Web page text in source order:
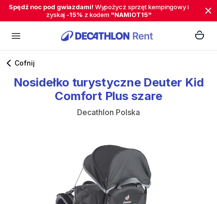
Spędź noc pod gwiazdami! Wypożycz sprzęt kempingowy i
zyskaj -15% z kodem "NAMIOT15"
Cofnij
Nosidełko turystyczne Deuter Kid
Comfort Plus szare
Decathlon Polska